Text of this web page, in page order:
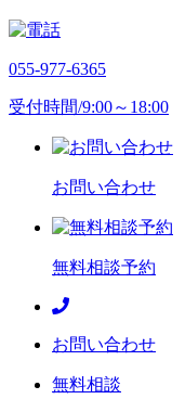
055-977-6365
受付時間/9:00～18:00
お問い合わせ
無料相談予約
お問い合わせ
無料相談